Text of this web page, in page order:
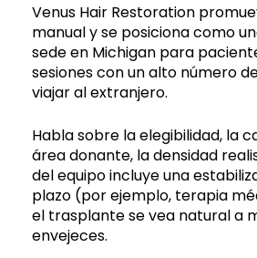
Venus Hair Restoration
manual y se posiciona como
sede en Michigan para
sesiones con un alto número
viajar al extranjero.
Habla sobre la elegibilidad, la
área donante, la densidad
del equipo incluye una
plazo (por ejemplo, terapia
el trasplante se vea natural a
envejeces.